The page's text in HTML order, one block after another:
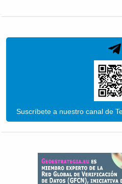
Suscríbete a nuestro canal de